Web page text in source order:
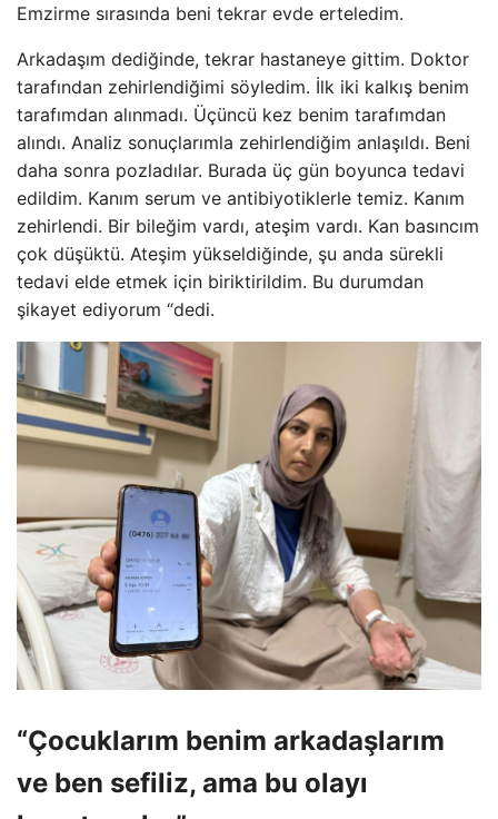
Emzirme sırasında beni tekrar evde erteledim.
Arkadaşım dediğinde, tekrar hastaneye gittim. Doktor
tarafından zehirlendiğimi söyledim. İlk iki kalkış benim
tarafımdan alınmadı. Üçüncü kez benim tarafımdan
alındı. Analiz sonuçlarımla zehirlendiğim anlaşıldı. Beni
daha sonra pozladılar. Burada üç gün boyunca tedavi
edildim. Kanım serum ve antibiyotiklerle temiz. Kanım
zehirlendi. Bir bileğim vardı, ateşim vardı. Kan basıncım
çok düşüktü. Ateşim yükseldiğinde, şu anda sürekli
tedavi elde etmek için biriktirildim. Bu durumdan
şikayet ediyorum “dedi.
“Çocuklarım benim arkadaşlarım
ve ben sefiliz, ama bu olayı